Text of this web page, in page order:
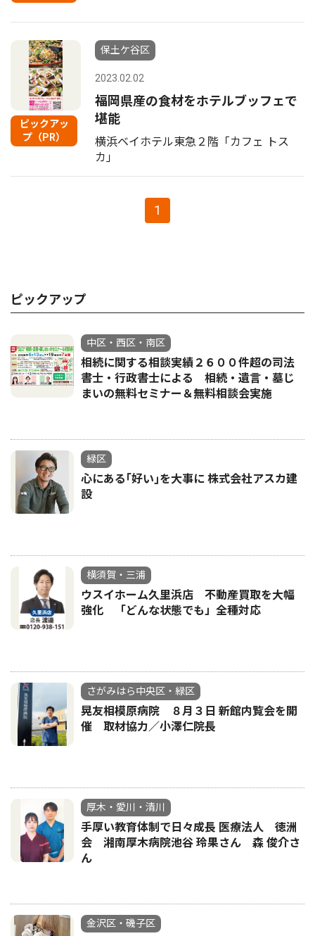
ピックアッ
プ（PR）
保土ケ谷区
2023.02.02
福岡県産の食材をホテルブッフェで
堪能
横浜ベイホテル東急２階「カフェ トス
カ｣
1
ピックアップ
中区・西区・南区
相続に関する相談実績２６００件超の司法
書士・行政書士による 相続・遺言・墓じ
まいの無料セミナー＆無料相談会実施
緑区
心にある｢好い｣を大事に 株式会社アスカ建
設
横須賀・三浦
ウスイホーム久里浜店 不動産買取を大幅
強化 「どんな状態でも」全種対応
さがみはら中央区・緑区
晃友相模原病院 ８月３日 新館内覧会を開
催 取材協力／小澤仁院長
厚木・愛川・清川
手厚い教育体制で日々成長 医療法人 徳洲
会 湘南厚木病院池谷 玲果さん 森 俊介さ
ん
金沢区・磯子区